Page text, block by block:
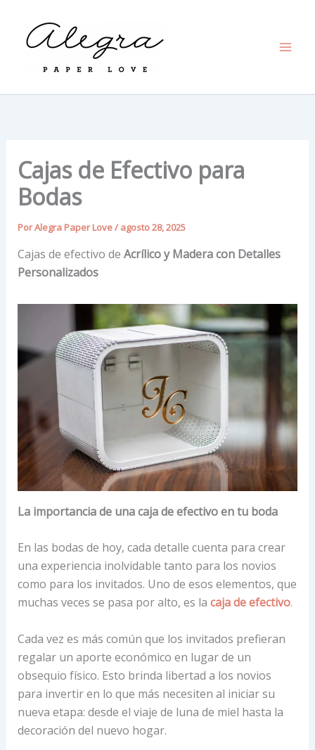
contenido
Cajas de Efectivo para
Bodas
PorAlegra Paper Love/ agosto 28, 2025
Cajas de efectivo de Acrílico y Madera con Detalles
Personalizados
La importancia de una caja de efectivo en tu boda
En las bodas de hoy, cada detalle cuenta para crear
una experiencia inolvidable tanto para los novios
como para los invitados. Uno de esos elementos, que
muchas veces se pasa por alto, es la caja de efectivo.
Cada vez es más común que los invitados prefieran
regalar un aporte económico en lugar de un
obsequio físico. Esto brinda libertad a los novios
para invertir en lo que más necesiten al iniciar su
nueva etapa: desde el viaje de luna de miel hasta la
decoración del nuevo hogar.